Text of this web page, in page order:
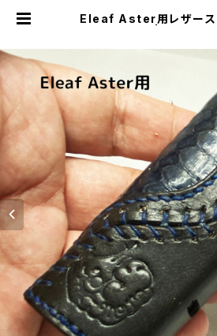
Eleaf Aster用レザース